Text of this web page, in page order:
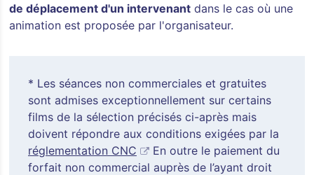
de déplacement d'un intervenant dans le cas où une
animation est proposée par l'organisateur.
* Les séances non commerciales et gratuites
sont admises exceptionnellement sur certains
films de la sélection précisés ci-après mais
doivent répondre aux conditions exigées par la
réglementation CNC
En outre le paiement du
forfait non commercial auprès de l’ayant droit